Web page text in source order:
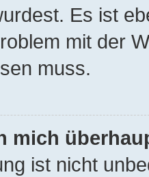
Es ist
mit der
muss.
mich
ist nicht